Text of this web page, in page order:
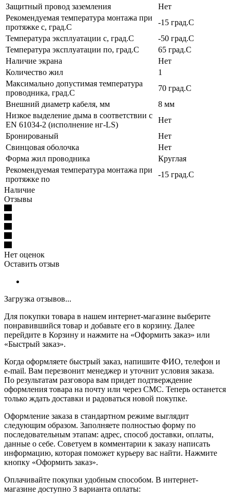
Защитный провод заземления
Нет
Рекомендуемая температура монтажа при
протяжке с, град.C
-15 град.C
Температура эксплуатации с, град.C
-50 град.C
Температура эксплуатации по, град.C
65 град.C
Наличие экрана
Нет
Количество жил
1
Максимально допустимая температура
проводника, град.C
70 град.C
Внешний диаметр кабеля, мм
8 мм
Низкое выделение дыма в соответствии с
EN 61034-2 (исполнение нг-LS)
Нет
Бронированый
Нет
Свинцовая оболочка
Нет
Форма жил проводника
Круглая
Рекомендуемая температура монтажа при
протяжке по
-15 град.C
Наличие
Отзывы
Нет оценок
Оставить отзыв
Загрузка отзывов...
Для покупки товара в нашем интернет-магазине выберите
понравившийся товар и добавьте его в корзину. Далее
перейдите в Корзину и нажмите на «Оформить заказ» или
«Быстрый заказ».
Когда оформляете быстрый заказ, напишите ФИО, телефон и
e-mail. Вам перезвонит менеджер и уточнит условия заказа.
По результатам разговора вам придет подтверждение
оформления товара на почту или через СМС. Теперь останется
только ждать доставки и радоваться новой покупке.
Оформление заказа в стандартном режиме выглядит
следующим образом. Заполняете полностью форму по
последовательным этапам: адрес, способ доставки, оплаты,
данные о себе. Советуем в комментарии к заказу написать
информацию, которая поможет курьеру вас найти. Нажмите
кнопку «Оформить заказ».
Оплачивайте покупки удобным способом. В интернет-
магазине доступно 3 варианта оплаты: